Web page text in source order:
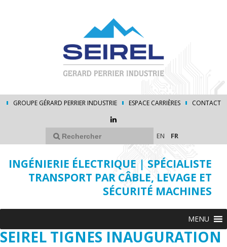
GROUPE GÉRARD PERRIER INDUSTRIE ESPACE CARRIÈRES CONTACT
EN FR
INGÉNIERIE ÉLECTRIQUE | SPÉCIALISTE
TRANSPORT PAR CÂBLE, LEVAGE ET
SÉCURITÉ MACHINES
MENU
SEIREL TIGNES INAUGURATION